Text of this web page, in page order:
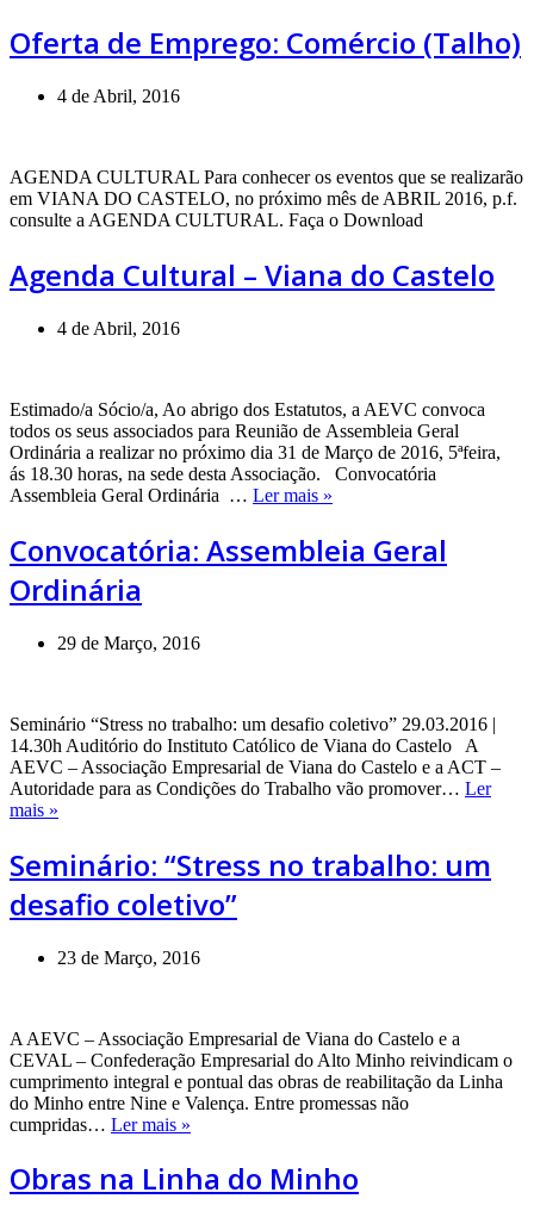
Emprego:
Comércio
Oferta de Emprego: Comércio (Talho)
4 de Abril, 2016
AGENDA CULTURAL Para conhecer os eventos que se realizarão
em VIANA DO CASTELO, no próximo mês de ABRIL 2016, p.f.
consulte a AGENDA CULTURAL. Faça o Download
Agenda Cultural – Viana do Castelo
4 de Abril, 2016
Estimado/a Sócio/a, Ao abrigo dos Estatutos, a AEVC convoca
todos os seus associados para Reunião de Assembleia Geral
Ordinária a realizar no próximo dia 31 de Março de 2016, 5ªfeira,
ás 18.30 horas, na sede desta Associação. Convocatória
Assembleia Geral Ordinária … Ler mais »
Geral
Ordinária
Convocatória: Assembleia Geral
Ordinária
29 de Março, 2016
Seminário “Stress no trabalho: um desafio coletivo” 29.03.2016 |
14.30h Auditório do Instituto Católico de Viana do Castelo A
AEVC – Associação Empresarial de Viana do Castelo e a ACT –
Autoridade para as Condições do Trabalho vão promover… Ler
mais »
no
trabalho:
um
desafio
Seminário: “Stress no trabalho: um
desafio coletivo”
23 de Março, 2016
A AEVC – Associação Empresarial de Viana do Castelo e a
CEVAL – Confederação Empresarial do Alto Minho reivindicam o
cumprimento integral e pontual das obras de reabilitação da Linha
do Minho entre Nine e Valença. Entre promessas não
cumpridas… Ler mais »
Linha
do
Obras na Linha do Minho